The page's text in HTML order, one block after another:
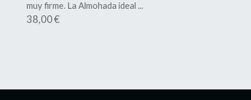
muy firme. La Almohada ideal ...
38,00 €